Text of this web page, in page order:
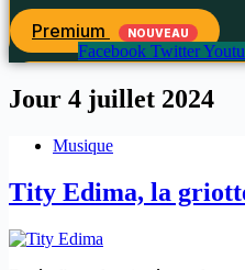
Premium
NOUVEAU
Facebook Twitter
Jour 4 juillet 2024
Musique
Tity Edima, la